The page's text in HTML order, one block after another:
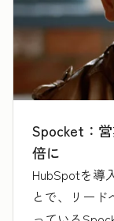
Spocket：
倍に
HubSpotを導
とで、リー